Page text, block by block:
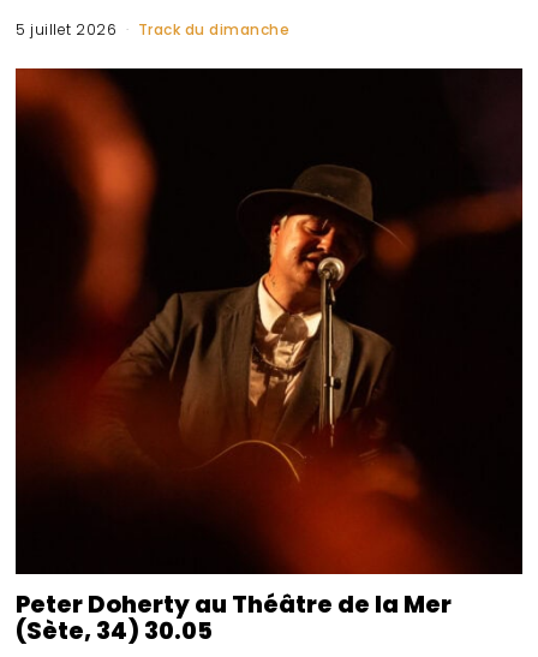
5 juillet 2026 Track du dimanche
Peter Doherty au Théâtre de la Mer
(Sète, 34) 30.05